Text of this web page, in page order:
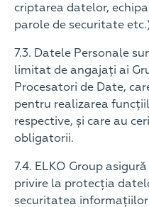
criptarea datelor,
parole de securitate
7.3. Datele Personale
limitat de angajați ai
Procesatori de Date,
pentru realizarea
respective, și care au
obligatorii.
7.4. ELKO Group
privire la protecția
securitatea